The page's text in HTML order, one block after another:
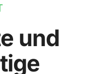
und